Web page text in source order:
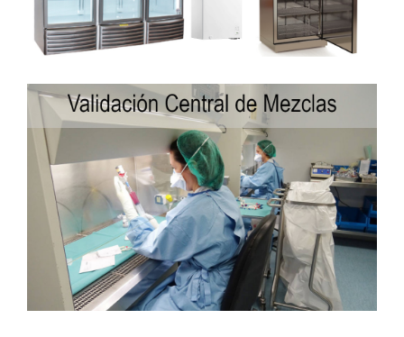
Calificación
Refrigeradores